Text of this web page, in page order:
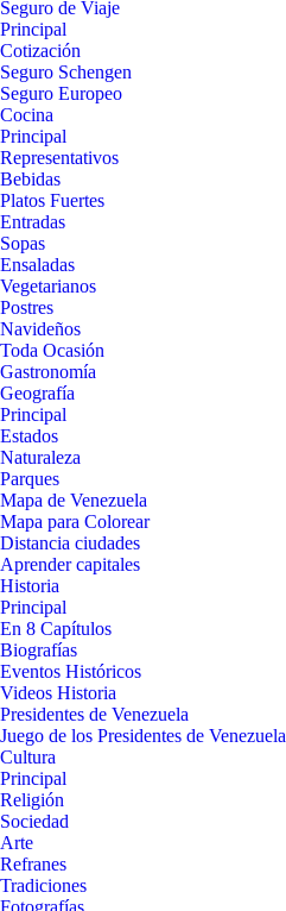
Seguro de Viaje
Principal
Cotización
Seguro Schengen
Seguro Europeo
Cocina
Principal
Representativos
Bebidas
Platos Fuertes
Entradas
Sopas
Ensaladas
Vegetarianos
Postres
Navideños
Toda Ocasión
Gastronomía
Geografía
Principal
Estados
Naturaleza
Parques
Mapa de Venezuela
Mapa para Colorear
Distancia ciudades
Aprender capitales
Historia
Principal
En 8 Capítulos
Biografías
Eventos Históricos
Videos Historia
Presidentes de Venezuela
Juego de los Presidentes de Venezuela
Cultura
Principal
Religión
Sociedad
Arte
Refranes
Tradiciones
Fotografías